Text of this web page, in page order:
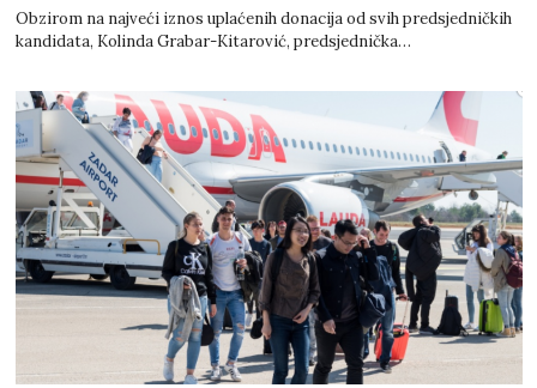
Obzirom na najveći iznos uplaćenih donacija od svih predsjedničkih
kandidata, Kolinda Grabar-Kitarović, predsjednička…